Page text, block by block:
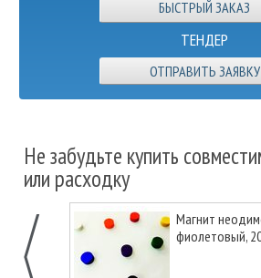
ТЕНДЕР
ОТПРАВИТЬ ЗАЯВКУ
Не забудьте купить
или расходку
Магнит
фиолетовый,